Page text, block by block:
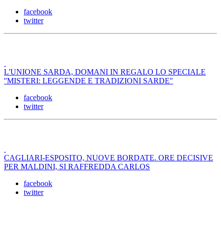
facebook
twitter
L'UNIONE SARDA, DOMANI IN REGALO LO SPECIALE
''MISTERI: LEGGENDE E TRADIZIONI SARDE"
facebook
twitter
CAGLIARI-ESPOSITO, NUOVE BORDATE. ORE DECISIVE
PER MALDINI, SI RAFFREDDA CARLOS
facebook
twitter